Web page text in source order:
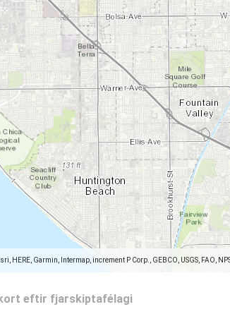
HERE, Garmin, Intermap, increment P Corp., GEBCO, USGS, FAO,
eftir fjarskiptafélagi